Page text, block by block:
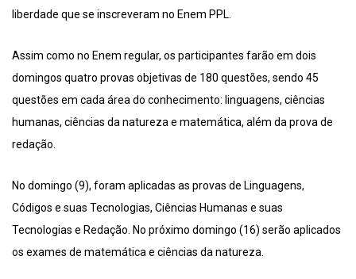
liberdade que se inscreveram no Enem PPL.
Assim como no Enem regular, os participantes farão em dois
domingos quatro provas objetivas de 180 questões, sendo 45
questões em cada área do conhecimento: linguagens, ciências
humanas, ciências da natureza e matemática, além da prova de
redação.
No domingo (9), foram aplicadas as provas de Linguagens,
Códigos e suas Tecnologias, Ciências Humanas e suas
Tecnologias e Redação. No próximo domingo (16) serão aplicados
os exames de matemática e ciências da natureza.